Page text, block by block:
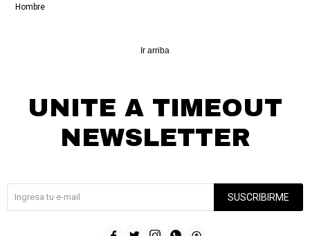
Hombre
Ir arriba
UNITE A TIMEOUT
NEWSLETTER
SUSCRIBIRME